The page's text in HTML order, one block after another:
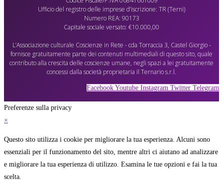
Ufficio del registro delle imprese d’iscrizione: TR (Terni)
Numero REA: 90173
Capitale sociale versato: €10.000,00
L’Associazione culturale Coscienze in Rete - cda Torraccia 3, Castel Giorgio -
fornisce gratuitamente parte dei contenuti multimediali di questo sito, quale
contributo alla crescita delle coscienze umane, negli spazi a lei gratuitamente
concessi dalla società proprietaria il Ternario s.r.l.
Facebook Youtube Instagram Twitter Telegram
Preferenze sulla privacy
×
Questo sito utilizza i cookie per migliorare la tua esperienza. Alcuni sono
essenziali per il funzionamento del sito, mentre altri ci aiutano ad analizzare
e migliorare la tua esperienza di utilizzo. Esamina le tue opzioni e fai la tua
scelta.